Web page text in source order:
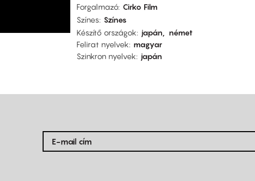
Forgalmazó Cirko Film
Színes Színes
Készítő országok
japán
német
Felirat nyelvek
magyar
Szinkron nyelvek
japán